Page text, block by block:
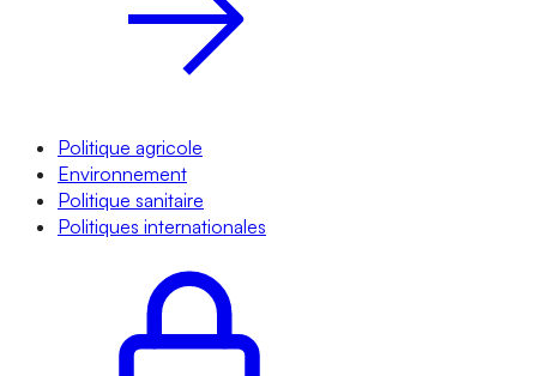
Politique agricole
Environnement
Politique sanitaire
Politiques internationales